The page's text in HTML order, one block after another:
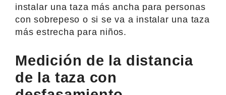
instalar una taza más ancha para personas
con sobrepeso o si se va a instalar una taza
más estrecha para niños.
Medición de la distancia
de la taza con